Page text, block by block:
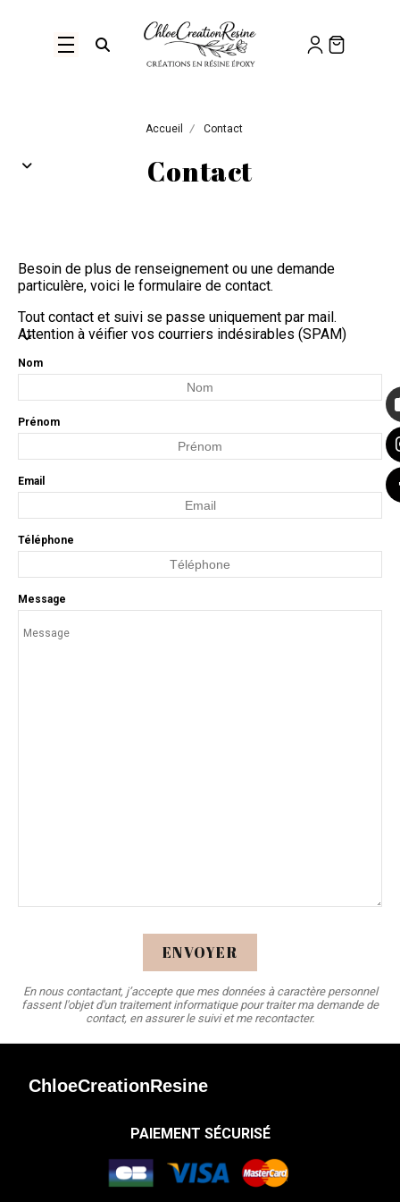
Ouvrir la recherche
Accueil Contact
Contact
Besoin de plus de renseignement ou une demande
particulère, voici le formulaire de contact.
Tout contact et suivi se passe uniquement par mail.
Attention à véifier vos courriers indésirables (SPAM)
Nom
Prénom
Email
Téléphone
Message
ENVOYER
En nous contactant, j’accepte que mes données à caractère personnel
fassent l'objet d'un traitement informatique pour traiter ma demande de
contact, en assurer le suivi et me recontacter.
ChloeCreationResine
PAIEMENT SÉCURISÉ